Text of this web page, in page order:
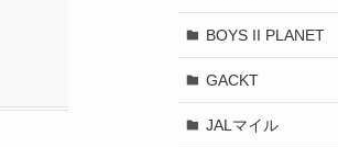
BOYS II PLANET
GACKT
JALマイル